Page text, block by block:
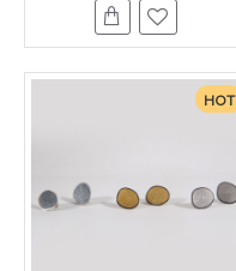
HOT